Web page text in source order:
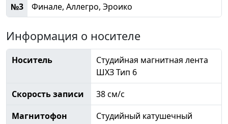
№3 Финале, Аллегро, Эроико
Информация о носителе
Носитель
Студийная магнитная лента
ШХЗ Тип 6
Скорость записи
38 см/с
Магнитофон
Студийный катушечный